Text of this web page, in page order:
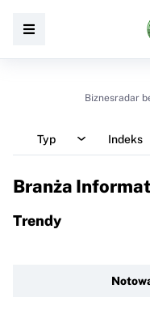
Biznesradar
Typ Indeks
Branża
Trendy